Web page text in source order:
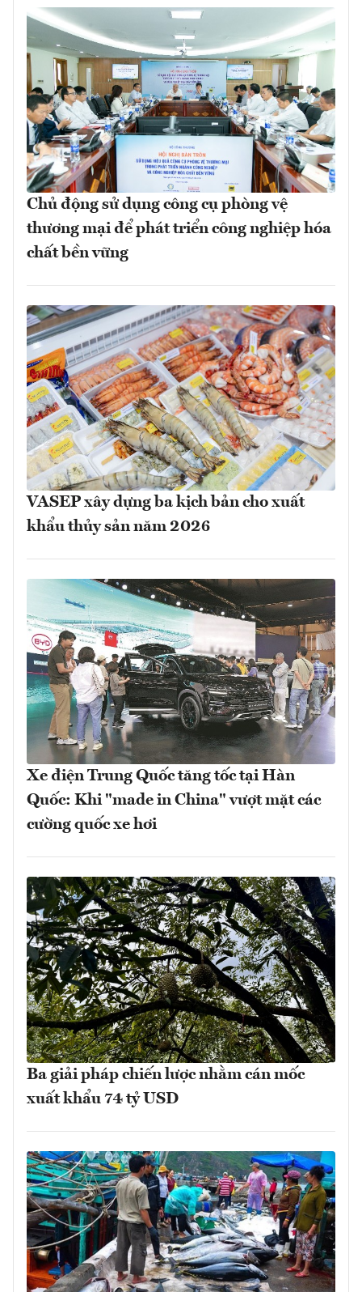
Chủ động sử dụng công cụ phòng vệ
thương mại để phát triển công nghiệp hóa
chất bền vững
VASEP xây dựng ba kịch bản cho xuất
khẩu thủy sản năm 2026
Xe điện Trung Quốc tăng tốc tại Hàn
Quốc: Khi "made in China" vượt mặt các
cường quốc xe hơi
Ba giải pháp chiến lược nhằm cán mốc
xuất khẩu 74 tỷ USD